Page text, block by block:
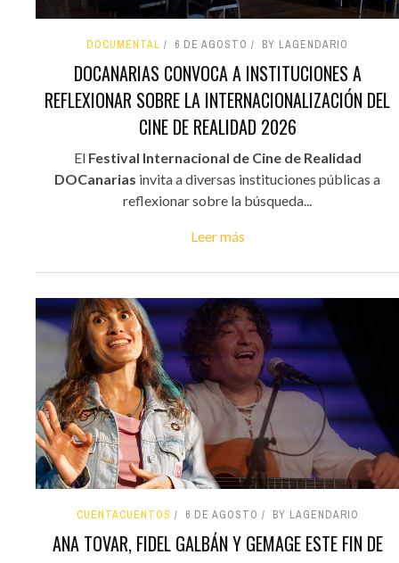
DOCUMENTAL 6 DE AGOSTO BY LAGENDARIO
DOCANARIAS CONVOCA A INSTITUCIONES A
REFLEXIONAR SOBRE LA INTERNACIONALIZACIÓN DEL
CINE DE REALIDAD 2026
El Festival Internacional de Cine de Realidad
DOCanarias invita a diversas instituciones públicas a
reflexionar sobre la búsqueda...
Leer más
CUENTACUENTOS 6 DE AGOSTO BY LAGENDARIO
ANA TOVAR, FIDEL GALBÁN Y GEMAGE ESTE FIN DE